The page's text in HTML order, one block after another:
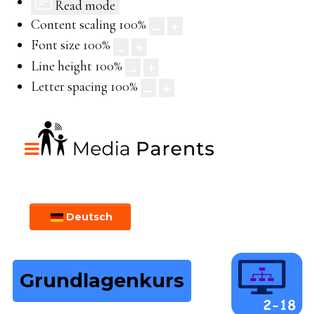
Read mode
Content scaling 100%
Font size 100%
Line height 100%
Letter spacing 100%
Deutsch
Grundlagenkurs